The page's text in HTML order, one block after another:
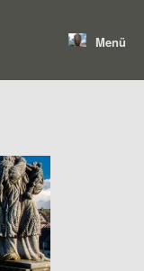
Menü